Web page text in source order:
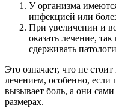
У организма
инфекцией или
При увеличении и
оказать лечение,
сдерживать
Это означает, что не
лечением, особенно, если
вызывает боль, а они
размерах.